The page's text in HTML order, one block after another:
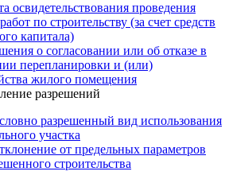
освидетельствования проведения
по строительству (за счет средств
капитала)
о согласовании или об отказе в
перепланировки и (или)
жилого помещения
разрешений
разрешенный вид использования
участка
от предельных параметров
строительства